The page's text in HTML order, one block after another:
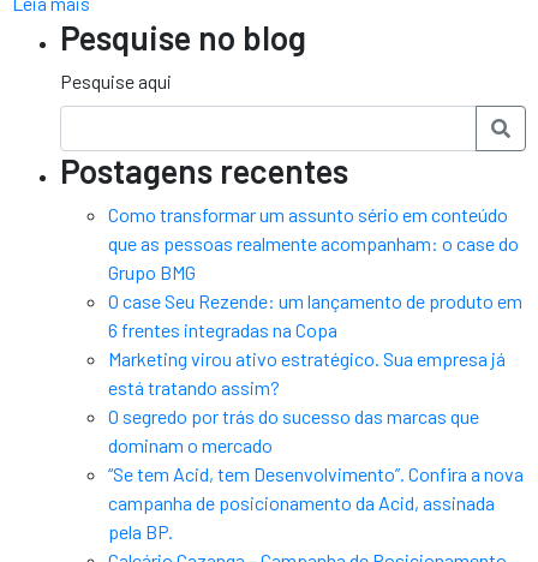
Pesquise no blog
Pesquise aqui
Postagens recentes
Como transformar um assunto sério em conteúdo
que as pessoas realmente acompanham: o case do
Grupo BMG
O case Seu Rezende: um lançamento de produto em
6 frentes integradas na Copa
Marketing virou ativo estratégico. Sua empresa já
está tratando assim?
O segredo por trás do sucesso das marcas que
dominam o mercado
“Se tem Acid, tem Desenvolvimento”. Confira a nova
campanha de posicionamento da Acid, assinada
pela BP.